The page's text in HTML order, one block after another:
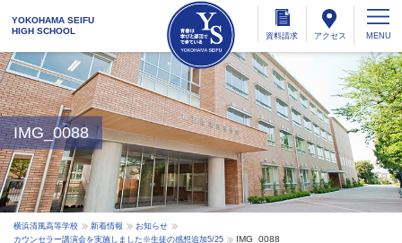
YOKOHAMA SEIFU
HIGH SCHOOL
資料請求 アクセス
IMG_0088
横浜清風高等学校 新着情報
お知らせ
カウンセラー講演会を実施しました※生徒の感想追加5/25
IMG_0088